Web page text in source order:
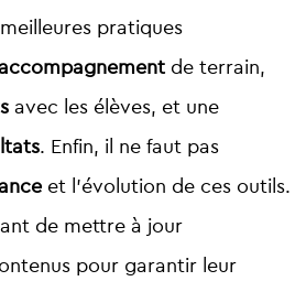
pratiques
de terrain,
avec les élèves, et une
. Enfin, il ne faut pas
et l’évolution de ces outils.
de mettre à jour
pour garantir leur